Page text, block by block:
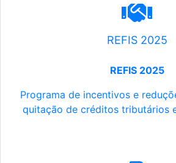
REFIS 2025
REFIS 2025
Programa de incentivos e
quitação de créditos tributários